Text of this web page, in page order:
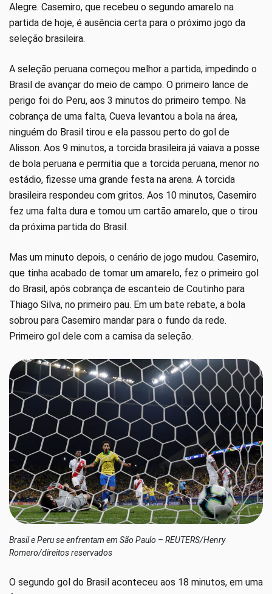
Alegre. Casemiro, que recebeu o segundo amarelo na
partida de hoje, é ausência certa para o próximo jogo da
seleção brasileira.
A seleção peruana começou melhor a partida, impedindo o
Brasil de avançar do meio de campo. O primeiro lance de
perigo foi do Peru, aos 3 minutos do primeiro tempo. Na
cobrança de uma falta, Cueva levantou a bola na área,
ninguém do Brasil tirou e ela passou perto do gol de
Alisson. Aos 9 minutos, a torcida brasileira já vaiava a posse
de bola peruana e permitia que a torcida peruana, menor no
estádio, fizesse uma grande festa na arena. A torcida
brasileira respondeu com gritos. Aos 10 minutos, Casemiro
fez uma falta dura e tomou um cartão amarelo, que o tirou
da próxima partida do Brasil.
Mas um minuto depois, o cenário de jogo mudou. Casemiro,
que tinha acabado de tomar um amarelo, fez o primeiro gol
do Brasil, após cobrança de escanteio de Coutinho para
Thiago Silva, no primeiro pau. Em um bate rebate, a bola
sobrou para Casemiro mandar para o fundo da rede.
Primeiro gol dele com a camisa da seleção.
Brasil e Peru se enfrentam em São Paulo – REUTERS/Henry
Romero/direitos reservados
O segundo gol do Brasil aconteceu aos 18 minutos, em uma